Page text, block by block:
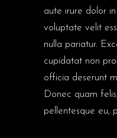
aute irure dolor
voluptate velit
nulla pariatur.
cupidatat non
officia deserunt
Donec quam
pellentesque eu,